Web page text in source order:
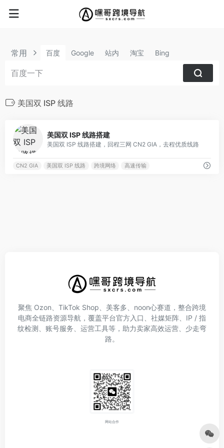
常用 百度 Google 站内 淘宝 Bing
美国双 ISP 线路
美国双 ISP 线路搭建
美国双 ISP 线路搭建，回程三网 CN2 GIA，去程优质线路
CN2 GIA 美国双 ISP 线路 跨境网络 高速传输
聚焦 Ozon、TikTok Shop、美客多、noon心赛道，整合跨境
电商全链路资源导航，覆盖平台官方入口、社媒矩阵、IP / 指
纹检测、账号服务、运营工具等，助力卖家高效运营、少走弯
路。
网站合作